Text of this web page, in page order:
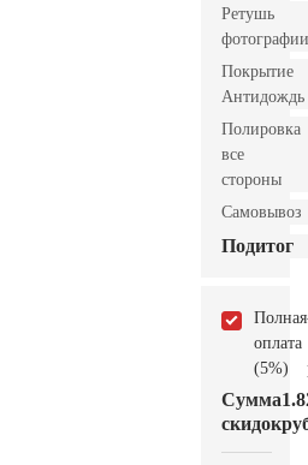
Ретушь
фотографии
Покрытие
Антидождь
Полировка
все
стороны
Самовывоз
Подитог
Полная
оплата
(5%)
Сумма
скидок